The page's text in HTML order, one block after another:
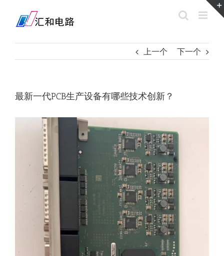
content
上一个 下一个
最新一代PCB生产设备有哪些技术创新？